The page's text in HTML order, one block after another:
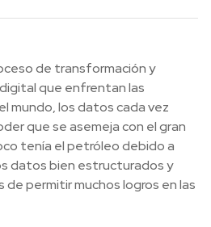
de transformación y
que enfrentan las
mundo, los datos cada vez
que se asemeja con el gran
tenía el petróleo debido a
datos bien estructurados y
de permitir muchos logros en las